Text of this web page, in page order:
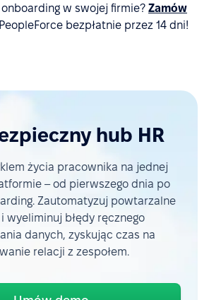
w swojej firmie? Zamów
bezpłatnie przez 14 dni!
hub HR
życia pracownika na jednej
– od pierwszego dnia po
Zautomatyzuj powtarzalne
wyeliminuj błędy ręcznego
danych, zyskując czas na
relacji z zespołem.